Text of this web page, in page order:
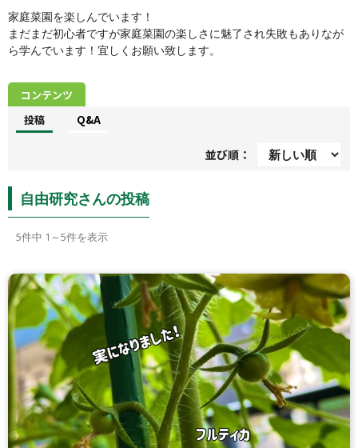
家庭菜園を楽しんでいます！
まだまだ初心者ですが家庭菜園の楽しさに魅了され失敗もありなが
ら学んでいます！宜しくお願い致します。
コンテンツ
投稿
Q&A
並び順：
自由研究さんの投稿
5件中 1～5件を表示